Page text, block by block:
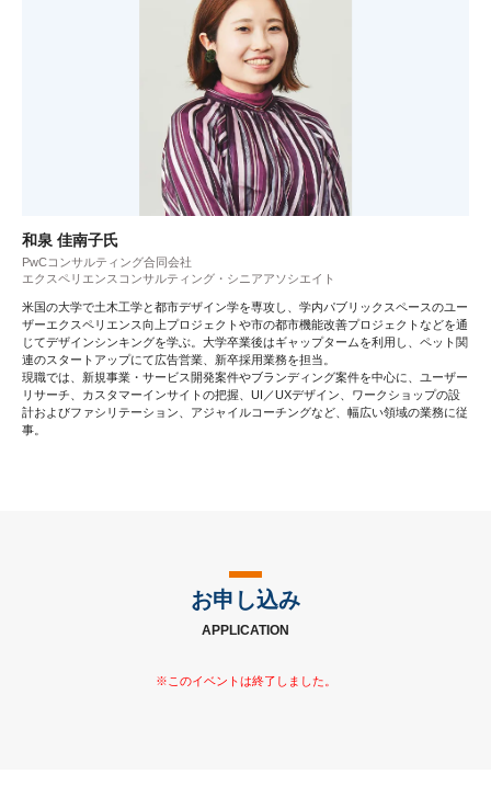
和泉 佳南子氏
PwCコンサルティング合同会社
エクスペリエンスコンサルティング・シニアアソシエイト
米国の大学で土木工学と都市デザイン学を専攻し、学内パブリックスペースのユー
ザーエクスペリエンス向上プロジェクトや市の都市機能改善プロジェクトなどを通
じてデザインシンキングを学ぶ。大学卒業後はギャップタームを利用し、ペット関
連のスタートアップにて広告営業、新卒採用業務を担当。
現職では、新規事業・サービス開発案件やブランディング案件を中心に、ユーザー
リサーチ、カスタマーインサイトの把握、UI／UXデザイン、ワークショップの設
計およびファシリテーション、アジャイルコーチングなど、幅広い領域の業務に従
事。
お申し込み
APPLICATION